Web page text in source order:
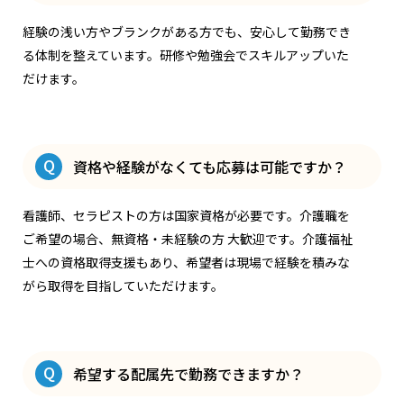
経験の浅い方やブランクがある方でも、安心して勤務でき
る体制を整えています。研修や勉強会でスキルアップいた
だけます。
Q 資格や経験がなくても応募は可能ですか？
看護師、セラピストの方は国家資格が必要です。介護職を
ご希望の場合、無資格・未経験の方 大歓迎です。介護福祉
士への資格取得支援もあり、希望者は現場で経験を積みな
がら取得を目指していただけます。
Q 希望する配属先で勤務できますか？